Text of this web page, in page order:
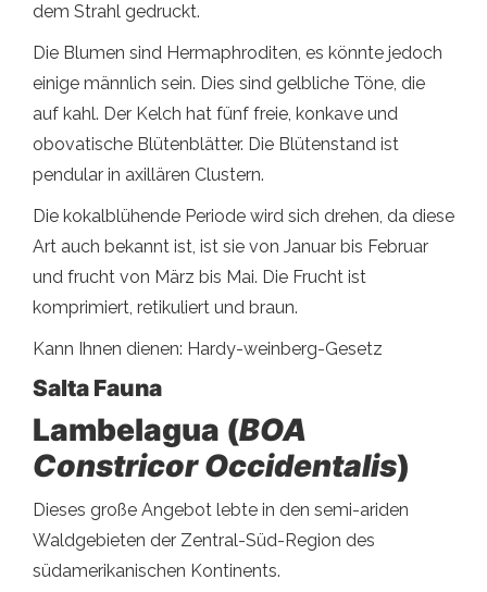
dem Strahl gedruckt.
Die Blumen sind Hermaphroditen, es könnte jedoch
einige männlich sein. Dies sind gelbliche Töne, die
auf kahl. Der Kelch hat fünf freie, konkave und
obovatische Blütenblätter. Die Blütenstand ist
pendular in axillären Clustern.
Die kokalblühende Periode wird sich drehen, da diese
Art auch bekannt ist, ist sie von Januar bis Februar
und frucht von März bis Mai. Die Frucht ist
komprimiert, retikuliert und braun.
Kann Ihnen dienen: Hardy-weinberg-Gesetz
Salta Fauna
Lambelagua (BOA
Constricor Occidentalis)
Dieses große Angebot lebte in den semi-ariden
Waldgebieten der Zentral-Süd-Region des
südamerikanischen Kontinents.